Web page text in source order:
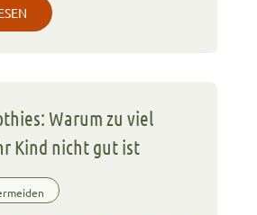
Warum zu viel
Kind nicht gut ist